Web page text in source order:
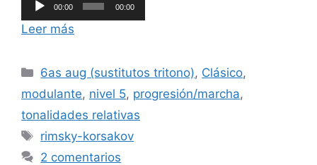
de
audio
00:00 00:00
Leer más
Categorías
6as aug (sustitutos tritono), Clásico,
modulante, nivel 5, progresión/marcha,
tonalidades relativas
Etiquetas
rimsky-korsakov
2 comentarios